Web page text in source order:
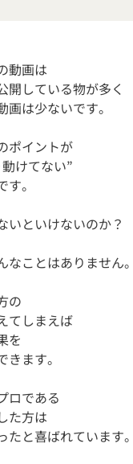
動画は
開している物が多く
画は少ないです。
ポイントが
けてない”
。
いといけないのか？
なことはありません
の
てしまえば
を
きます。
ロである
た方は
たと喜ばれています